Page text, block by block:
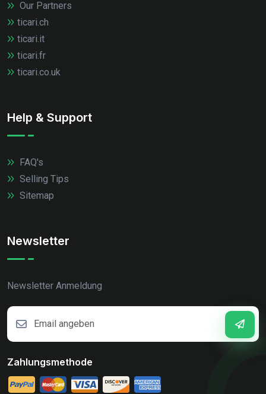
Our Partners
ticari.ch
ticari.it
ticari.fr
ticari.co.uk
Help & Support
FAQ's
Selling Tips
Sitemap
Newsletter
Newsletter Anmeldung
Zahlungsmethode